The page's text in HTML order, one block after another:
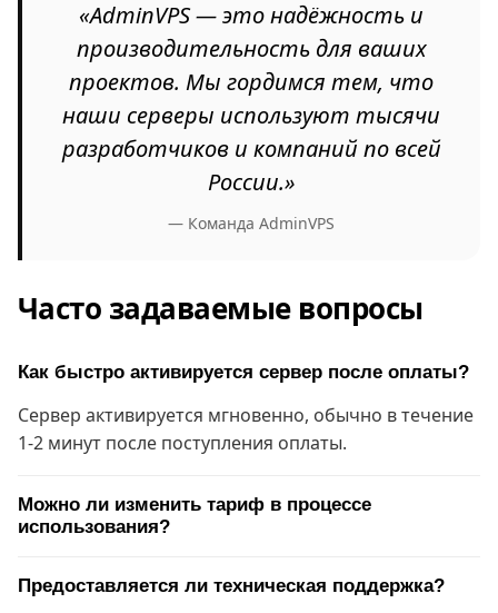
«AdminVPS — это надёжность и
производительность для ваших
проектов. Мы гордимся тем, что
наши серверы используют тысячи
разработчиков и компаний по всей
России.»
— Команда AdminVPS
Часто задаваемые вопросы
Как быстро активируется сервер после оплаты?
Сервер активируется мгновенно, обычно в течение
1-2 минут после поступления оплаты.
Можно ли изменить тариф в процессе
использования?
Предоставляется ли техническая поддержка?